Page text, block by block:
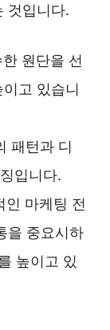
것입니다.
원단을 선
고 있습니
패턴과 디
입니다.
인 마케팅 전
을 중요시하
높이고 있